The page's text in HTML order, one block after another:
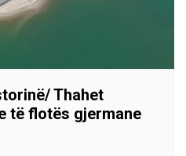
Thahet
të flotës gjermane